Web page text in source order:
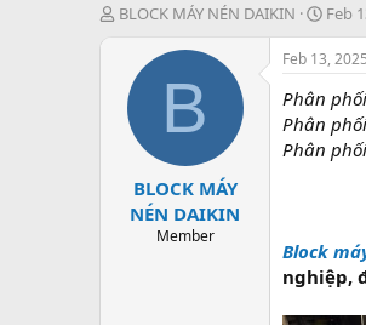
T
BLOCK MÁY NÉN DAIKIN
S
t
a
r
d
a
t
Feb
B
BLOCK MÁY
NÉN DAIKIN
Member
Feb 13, 2025
Phân
Phân
Phân
Block
nghiệp,